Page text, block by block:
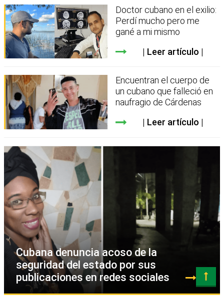
Doctor cubano en el exilio:
Perdí mucho pero me
gané a mi mismo
Leer artículo
Encuentran el cuerpo de
un cubano que falleció en
naufragio de Cárdenas
Leer artículo
Cubana denuncia acoso de la
seguridad del estado por sus
publicaciones en redes sociales